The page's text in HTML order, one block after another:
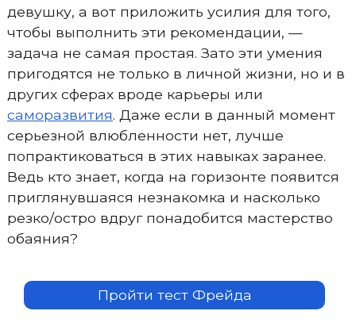
девушку, а вот приложить усилия для того,
чтобы выполнить эти рекомендации, —
задача не самая простая. Зато эти умения
пригодятся не только в личной жизни, но и в
других сферах вроде карьеры или
саморазвития. Даже если в данный момент
серьезной влюбленности нет, лучше
попрактиковаться в этих навыках заранее.
Ведь кто знает, когда на горизонте появится
приглянувшаяся незнакомка и насколько
резко/остро вдруг понадобится мастерство
обаяния?
Пройти тест Фрейда